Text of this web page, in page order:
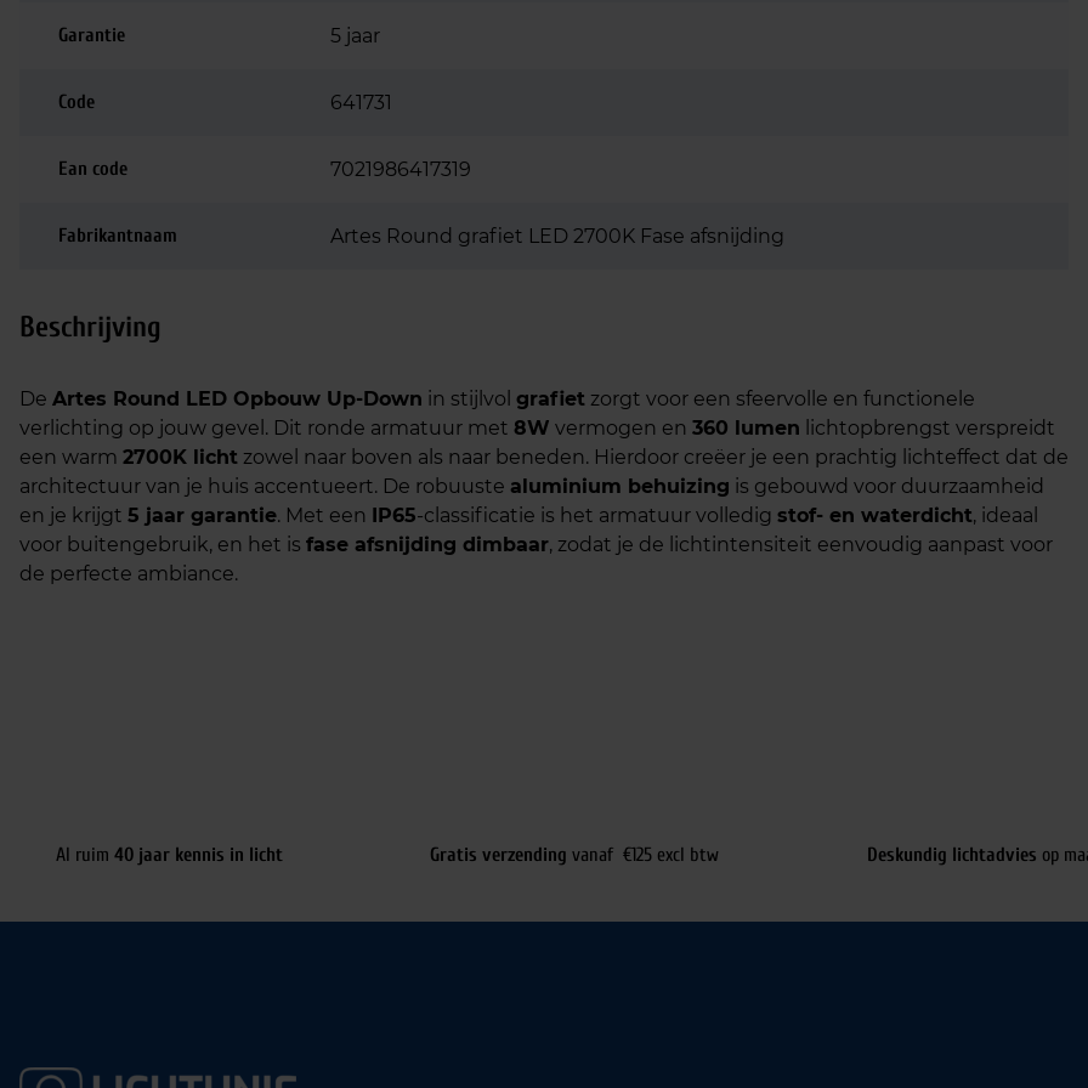
Garantie 5 jaar
Code 641731
Ean code 7021986417319
Fabrikantnaam Artes Round grafiet LED 2700K Fase afsnijding
Beschrijving
De Artes Round LED Opbouw Up-Down in stijlvol grafiet zorgt voor een sfeervolle en functionele
verlichting op jouw gevel. Dit ronde armatuur met 8W vermogen en 360 lumen lichtopbrengst verspreidt
een warm 2700K licht zowel naar boven als naar beneden. Hierdoor creëer je een prachtig lichteffect dat de
architectuur van je huis accentueert. De robuuste aluminium behuizing is gebouwd voor duurzaamheid
en je krijgt 5 jaar garantie. Met een IP65-classificatie is het armatuur volledig stof- en waterdicht, ideaal
voor buitengebruik, en het is fase afsnijding dimbaar, zodat je de lichtintensiteit eenvoudig aanpast voor
de perfecte ambiance.
Al ruim 40 jaar kennis in licht Gratis verzending vanaf €125 excl btw Deskundig lichtadvies op